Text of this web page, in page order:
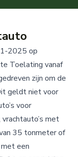
2025 op
Toelating vanaf
zijn om de
geldt niet voor
voor
met
35 tonmeter of
een